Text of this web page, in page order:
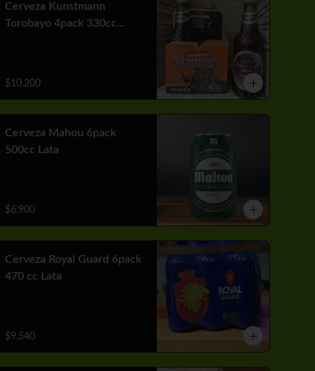
Cerveza Kunstmann
Torobayo 4pack 330cc
$10.200
Cerveza Mahou 6pack
500cc Lata
$6.900
Cerveza Royal Guard 6pack
470 cc Lata
$9.540